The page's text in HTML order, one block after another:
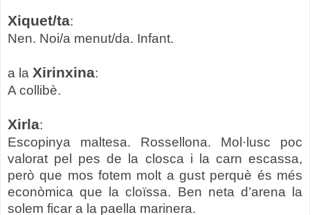
Xiquet/ta:
Nen. Noi/a menut/da. Infant.
a la Xirinxina:
A collibè.
Xirla:
Escopinya maltesa. Rossellona. Mol·lusc poc
valorat pel pes de la closca i la carn escassa,
però que mos fotem molt a gust perquè és més
econòmica que la cloïssa. Ben neta d’arena la
solem ficar a la paella marinera.